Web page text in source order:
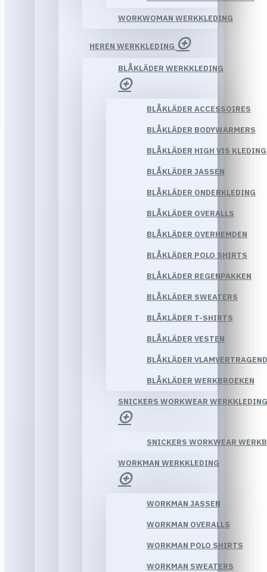
WORKWOMAN WERKKLEDING
HEREN WERKKLEDING
BLÅKLÄDER WERKKLEDING
BLÅKLÄDER ACCESSOIRES
BLÅKLÄDER BODYWARMERS
BLÅKLÄDER HIGH VIS KLEDING
BLÅKLÄDER JASSEN
BLÅKLÄDER ONDERKLEDING
BLÅKLÄDER OVERALLS
BLÅKLÄDER OVERHEMDEN
BLÅKLÄDER POLO SHIRTS
BLÅKLÄDER REGENPAKKEN
BLÅKLÄDER SWEATERS
BLÅKLÄDER T-SHIRTS
BLÅKLÄDER VESTEN
BLÅKLÄDER
BLÅKLÄDER WERKBROEKEN
SNICKERS WORKWEAR WERKKLEDING
SNICKERS WORKWEAR
WORKMAN WERKKLEDING
WORKMAN JASSEN
WORKMAN OVERALLS
WORKMAN POLO SHIRTS
WORKMAN SWEATERS